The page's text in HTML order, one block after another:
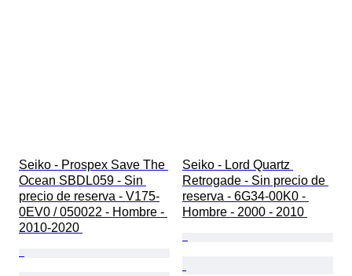
Seiko - Prospex Save The
Ocean SBDL059 - Sin
precio de reserva - V175-
0EV0 / 050022 - Hombre -
2010-2020
Seiko - Lord Quartz
Retrogade - Sin precio de
reserva - 6G34-00K0 -
Hombre - 2000 - 2010